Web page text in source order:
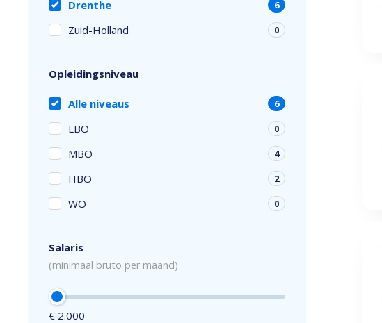
Drenthe 6
Zuid-Holland 0
Opleidingsniveau
Alle niveaus 6
LBO 0
MBO 4
HBO 2
WO 0
Salaris
(minimaal bruto per maand)
€ 2.000